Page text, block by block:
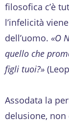
filosofica c’è
l’infelicità
dell’uomo. «O
quello che
figli tuoi?»
Assodata la
delusione,